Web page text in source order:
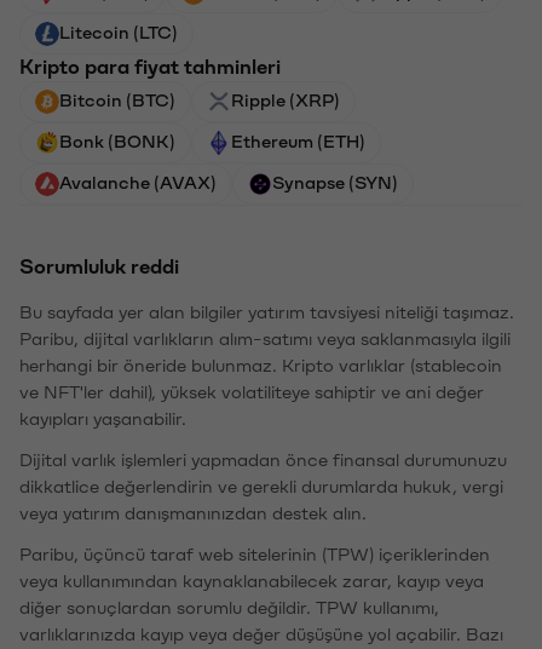
Litecoin (LTC)
Kripto para fiyat tahminleri
Bitcoin (BTC) Ripple (XRP)
Bonk (BONK) Ethereum (ETH)
Avalanche (AVAX) Synapse (SYN)
Sorumluluk reddi
Bu sayfada yer alan bilgiler yatırım tavsiyesi niteliği taşımaz.
Paribu, dijital varlıkların alım-satımı veya saklanmasıyla ilgili
herhangi bir öneride bulunmaz. Kripto varlıklar (stablecoin
ve NFT'ler dahil), yüksek volatiliteye sahiptir ve ani değer
kayıpları yaşanabilir.
Dijital varlık işlemleri yapmadan önce finansal durumunuzu
dikkatlice değerlendirin ve gerekli durumlarda hukuk, vergi
veya yatırım danışmanınızdan destek alın.
Paribu, üçüncü taraf web sitelerinin (TPW) içeriklerinden
veya kullanımından kaynaklanabilecek zarar, kayıp veya
diğer sonuçlardan sorumlu değildir. TPW kullanımı,
varlıklarınızda kayıp veya değer düşüşüne yol açabilir. Bazı